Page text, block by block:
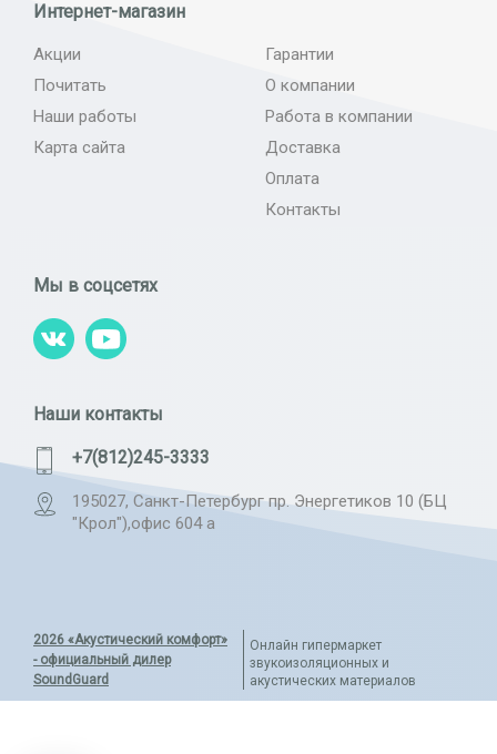
Интернет-магазин
Акции
Почитать
Наши работы
Карта сайта
Гарантии
О компании
Работа в компании
Доставка
Оплата
Контакты
Мы в соцсетях
Наши контакты
+7(812)245-3333
195027, Санкт-Петербург пр. Энергетиков 10 (БЦ
"Крол"),офис 604 а
2026 «Акустический комфорт»
- официальный дилер
SoundGuard
Онлайн гипермаркет
звукоизоляционных и
акустических материалов